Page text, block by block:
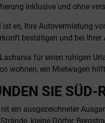
inklusive und ohne
ist es, Ihre Autovermietung
bestätigen und bei
für einen ruhigen
wohnen, ein Mietwagen
SIE
ein ausgezeichneter
kleine Dörfer,